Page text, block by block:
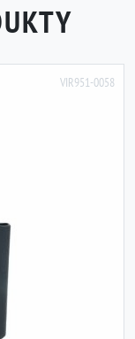
VIR951-0058